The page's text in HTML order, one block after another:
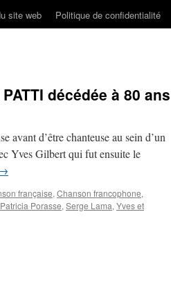
site web Politique de confidentialité
décédée à 80 ans
avant d’être chanteuse au sein d’un
Yves Gilbert qui fut ensuite le
française, Chanson francophone,
Patricia Porasse, Serge Lama, Yves et